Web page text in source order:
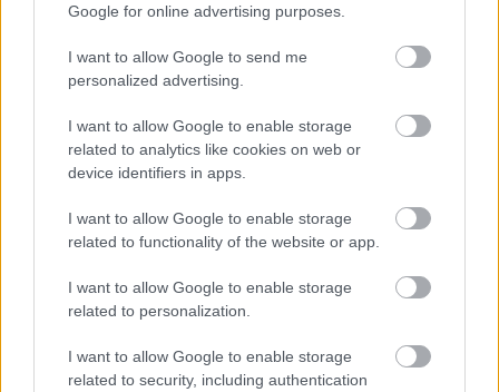
Google for online advertising purposes.
I want to allow Google to send me
personalized advertising.
I want to allow Google to enable storage
related to analytics like cookies on web or
device identifiers in apps.
I want to allow Google to enable storage
related to functionality of the website or app.
I want to allow Google to enable storage
related to personalization.
I want to allow Google to enable storage
related to security, including authentication
Αυτού του είδους οι μελέτες (σ.σ. μελέτες
συγκαταλέγονται μεταξύ άλλων στις βασικές
δραστηριότητες του Κέντρου. Σε συνδυασμό
μάλιστα με τα σχετικά μοντέλα και εργαλεία που
έχουν αναπτυχθεί από τους επιστήμονες της
ομάδας για το σκοπό αυτό αποτελούν καιμια
τρανή απόδειξη του πώς η τεχνολογία και η